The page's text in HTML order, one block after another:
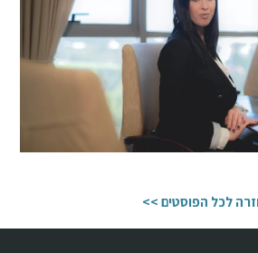
לכל הפוסטים >>